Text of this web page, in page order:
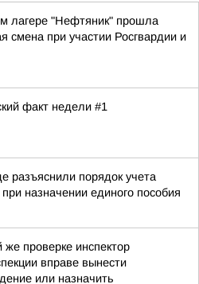
лагере "Нефтяник" прошла
смена при участии Росгвардии и
факт недели #1
разъяснили порядок учета
назначении единого пособия
же проверке инспектор
вправе вынести
или назначить